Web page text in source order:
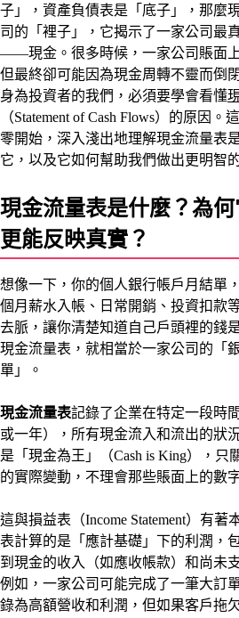
子」，資產負債表是「底子」，那麼
司的「裡子」，它揭示了一家公司最
——現金。很多時候，一家公司賬面上
但最終卻可能因為現金周轉不靈而倒
身為投資者的我們，必須要學會看懂
（Statement of Cash Flows）的原因。
零開始，深入淺出地理解現金流量表
它，以及它如何幫助我們做出更明智
現金流量表是什麼？為
更能反映真實？
想像一下，你的個人銀行帳戶月結單
個月薪水入帳、日常開銷、投資扣款
去脈，讓你清楚知道自己戶頭裡的錢
現金流量表，就相當於一家公司的「
單」。
現金流量表記錄了企業在特定一段時
或一年），所有現金流入和流出的狀
是「現金為王」（Cash is King），只
的實際變動，不理會那些賬面上的數
這與損益表（Income Statement）有著
表計算的是「應計基礎」下的利潤，
到現金的收入（如應收帳款）和尚未
例如，一家公司可能完成了一筆大訂
錄為高額營收和利潤，但如果客戶拖